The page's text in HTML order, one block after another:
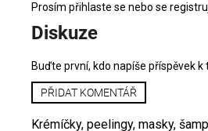
Prosím přihlaste se nebo se
Diskuze
Buďte první, kdo napíše příspěvek k
PŘIDAT KOMENTÁŘ
Krémíčky, peelingy, masky,